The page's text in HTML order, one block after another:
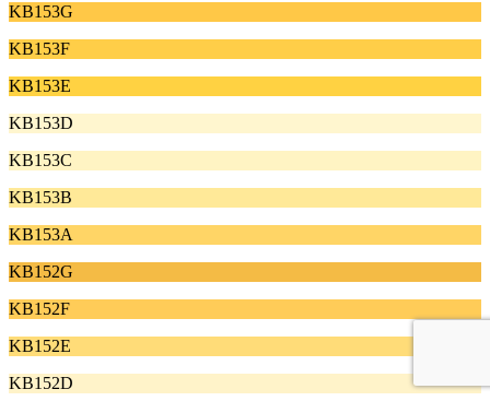
KB153G
KB153F
KB153E
KB153D
KB153C
KB153B
KB153A
KB152G
KB152F
KB152E
KB152D